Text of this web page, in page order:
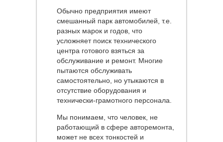
Обычно предприятия имеют
смешанный парк автомобилей, т.е.
разных марок и годов, что
усложняет поиск технического
центра готового взяться за
обслуживание и ремонт. Многие
пытаются обслуживать
самостоятельно, но утыкаются в
отсутствие оборудования и
технически-грамотного персонала.
Мы понимаем, что человек, не
работающий в сфере авторемонта,
может не всех тонкостей и